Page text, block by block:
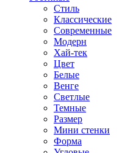
Стиль
Классические
Современные
Модерн
Хай-тек
Цвет
Белые
Венге
Светлые
Темные
Размер
Мини стенки
Форма